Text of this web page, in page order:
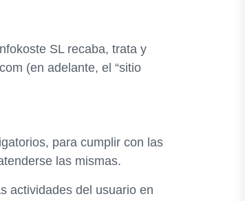
SL recaba, trata y
(en adelante, el “sitio
para cumplir con las
las mismas.
actividades del usuario en